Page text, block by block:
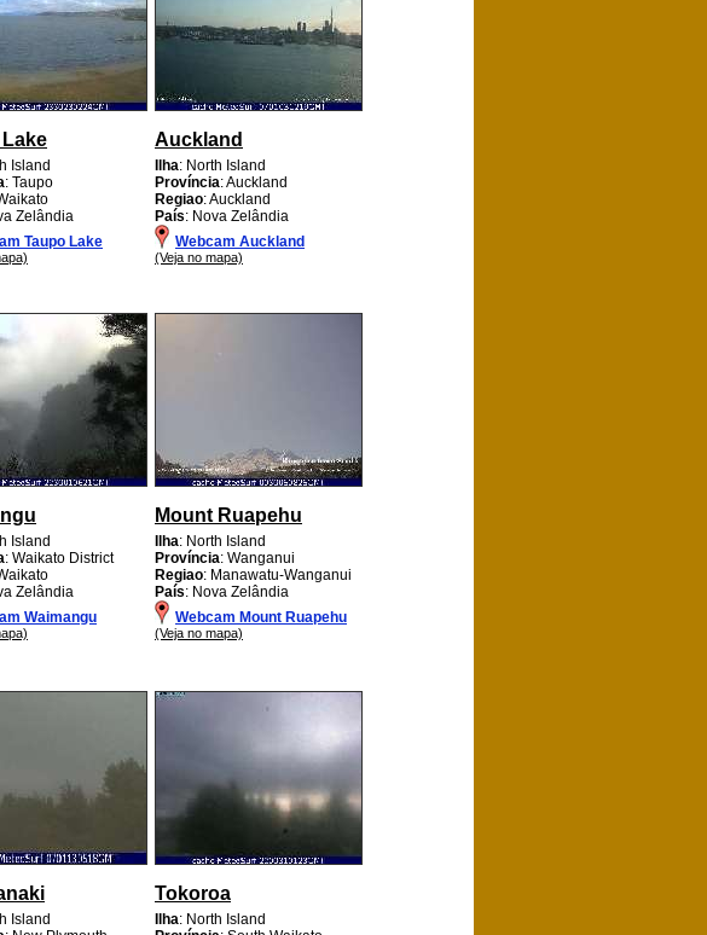
Island
: Taupo
Zelândia
Taupo Lake
Auckland
Ilha: North Island
Província: Auckland
Regiao: Auckland
País: Nova Zelândia
Webcam Auckland
(Veja no mapa)
Island
: Waikato District
Zelândia
Waimangu
Mount Ruapehu
Ilha: North Island
Província: Wanganui
Regiao: Manawatu-Wanganui
País: Nova Zelândia
Webcam Mount Ruapehu
(Veja no mapa)
Island
Tokoroa
Ilha: North Island